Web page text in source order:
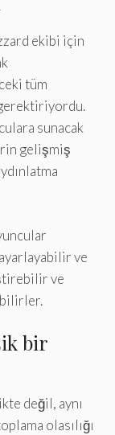
ekibi için
tüm
sunacak
gelişmiş
ve
ve
bir
değil, aynı
olasılığı